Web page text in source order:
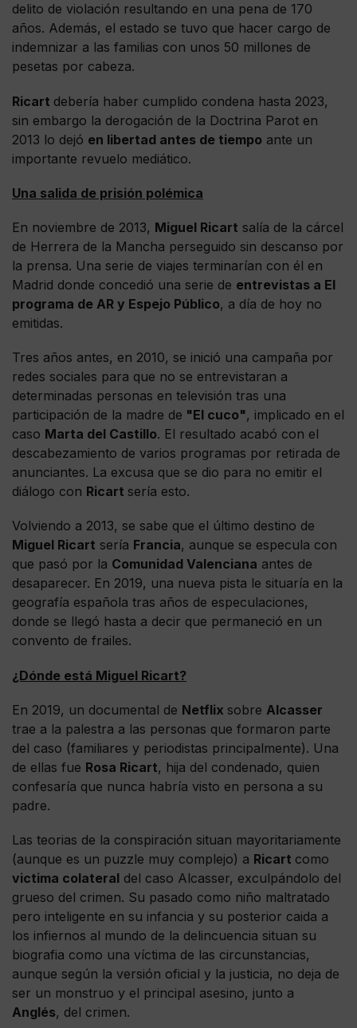
delito de violación resultando en una pena de 170
años. Además, el estado se tuvo que hacer cargo de
indemnizar a las familias con unos 50 millones de
pesetas por cabeza.
Ricart debería haber cumplido condena hasta 2023,
sin embargo la derogación de la Doctrina Parot en
2013 lo dejó en libertad antes de tiempo ante un
importante revuelo mediático.
Una salida de prisión polémica
En noviembre de 2013, Miguel Ricart salía de la cárcel
de Herrera de la Mancha perseguido sin descanso por
la prensa. Una serie de viajes terminarían con él en
Madrid donde concedió una serie de entrevistas a El
programa de AR y Espejo Público, a día de hoy no
emitidas.
Tres años antes, en 2010, se inició una campaña por
redes sociales para que no se entrevistaran a
determinadas personas en televisión tras una
participación de la madre de "El cuco", implicado en el
caso Marta del Castillo. El resultado acabó con el
descabezamiento de varios programas por retirada de
anunciantes. La excusa que se dio para no emitir el
diálogo con Ricart sería esto.
Volviendo a 2013, se sabe que el último destino de
Miguel Ricart sería Francia, aunque se especula con
que pasó por la Comunidad Valenciana antes de
desaparecer. En 2019, una nueva pista le situaría en la
geografía española tras años de especulaciones,
donde se llegó hasta a decir que permaneció en un
convento de frailes.
¿Dónde está Miguel Ricart?
En 2019, un documental de Netflix sobre Alcasser
trae a la palestra a las personas que formaron parte
del caso (familiares y periodistas principalmente). Una
de ellas fue Rosa Ricart, hija del condenado, quien
confesaría que nunca habría visto en persona a su
padre.
Las teorias de la conspiración situan mayoritariamente
(aunque es un puzzle muy complejo) a Ricart como
victima colateral del caso Alcasser, exculpándolo del
grueso del crimen. Su pasado como niño maltratado
pero inteligente en su infancia y su posterior caida a
los infiernos al mundo de la delincuencia situan su
biografia como una víctima de las circunstancias,
aunque según la versión oficial y la justicia, no deja de
ser un monstruo y el principal asesino, junto a
Anglés, del crimen.